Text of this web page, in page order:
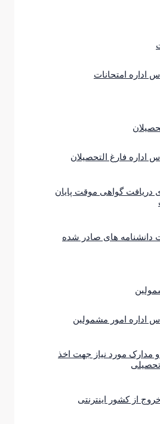
اداره امتحانات
اداره فارغ التحصیلان
دریافت گواهی موقت پایان
دانشنامه های صادر شده
اداره امور مشمولین
و مدارک مورد نیاز جهت اخذ
خروج از کشور اینترنتی